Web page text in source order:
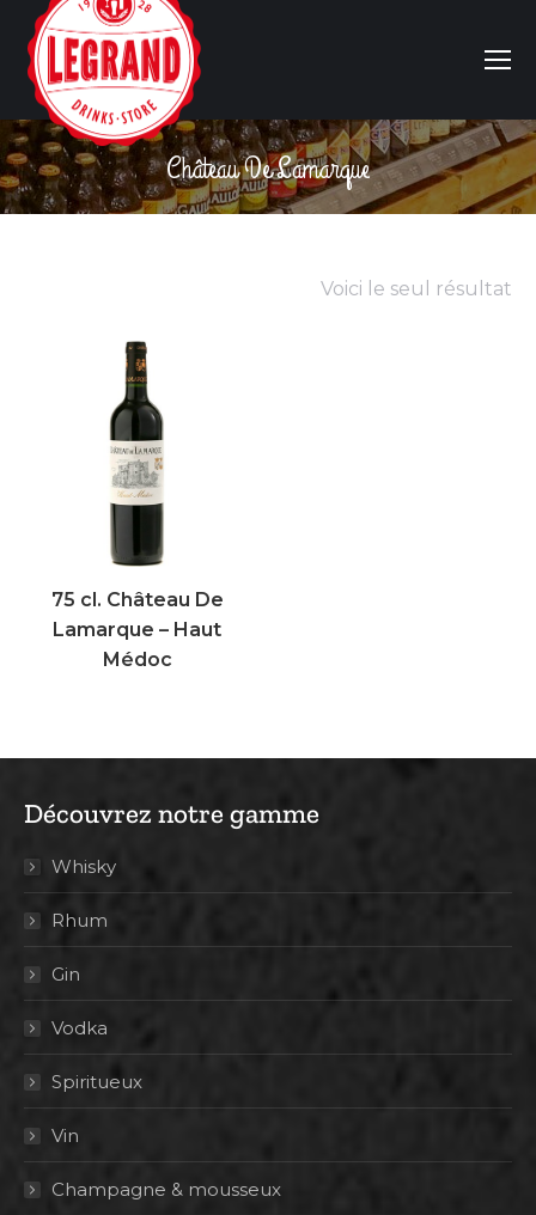
Château De Lamarque
Vous êtes ici :
Voici le seul résultat
75 cl. Château De
Lamarque – Haut
Médoc
Découvrez notre gamme
Whisky
Rhum
Gin
Vodka
Spiritueux
Vin
Champagne & mousseux